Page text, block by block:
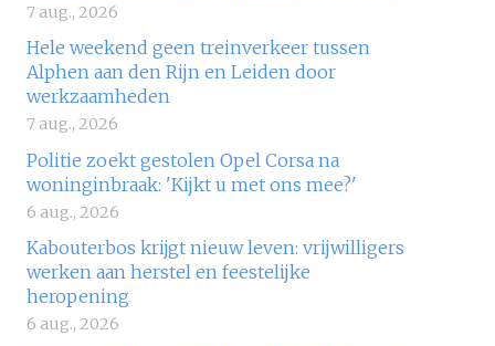
7 aug., 2026
Hele weekend geen treinverkeer tussen
Alphen aan den Rijn en Leiden door
werkzaamheden
7 aug., 2026
Politie zoekt gestolen Opel Corsa na
woninginbraak: 'Kijkt u met ons mee?'
6 aug., 2026
Kabouterbos krijgt nieuw leven: vrijwilligers
werken aan herstel en feestelijke
heropening
6 aug., 2026